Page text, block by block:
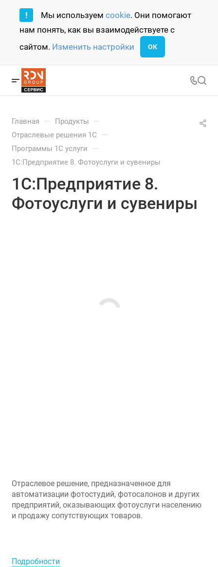
! Мы используем cookie. Они помогают
нам понять, как вы взаимодействуете с
сайтом. Изменить настройки ОК
Главная — Продукты —
Отраслевые решения 1С —
Программы 1С услуги —
1С:Предприятие 8. Фотоуслуги и сувениры
1С:Предприятие 8.
Фотоуслуги и сувениры
Отраслевое решение, предназначенное для
автоматизации фотостудий, фотосалонов и других
предприятий, оказывающих фотоуслуги населению
и продажу сопутствующих товаров.
Подробности